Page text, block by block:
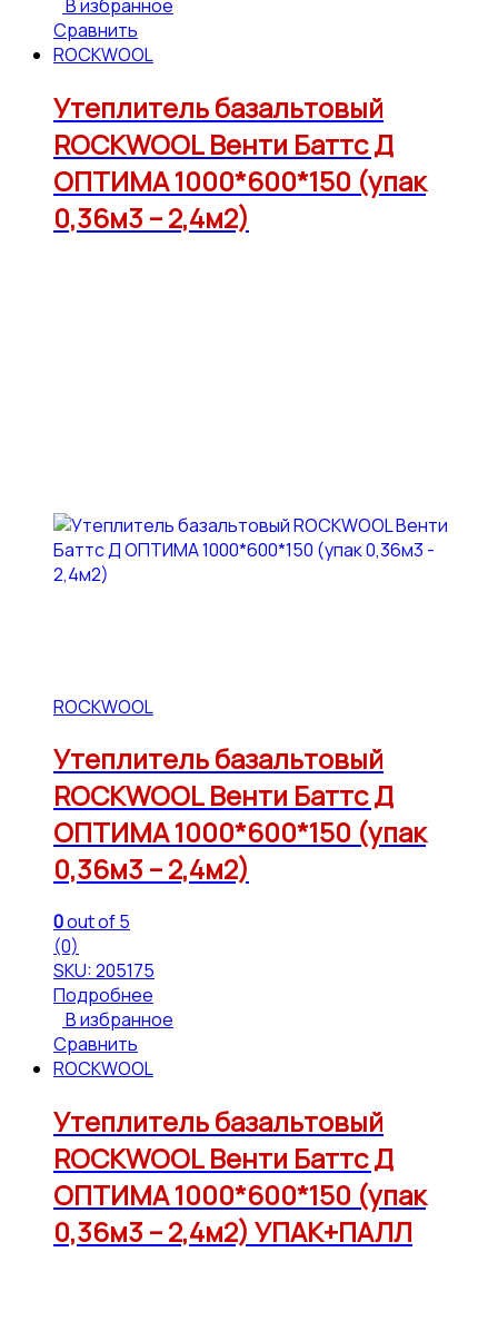
В избранное
Сравнить
ROCKWOOL
Утеплитель базальтовый
ROCKWOOL Венти Баттс Д
ОПТИМА 1000*600*150 (упак
0,36м3 – 2,4м2)
ROCKWOOL
Утеплитель базальтовый
ROCKWOOL Венти Баттс Д
ОПТИМА 1000*600*150 (упак
0,36м3 – 2,4м2)
0out of 5
(0)
SKU: 205175
Подробнее
В избранное
Сравнить
ROCKWOOL
Утеплитель базальтовый
ROCKWOOL Венти Баттс Д
ОПТИМА 1000*600*150 (упак
0,36м3 – 2,4м2) УПАК+ПАЛЛ